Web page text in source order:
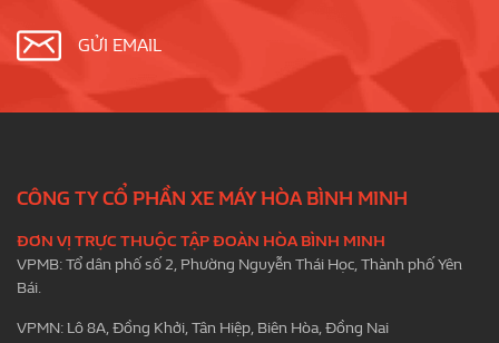
GỬI EMAIL
CÔNG TY CỔ PHẦN XE MÁY HÒA BÌNH MINH
ĐƠN VỊ TRỰC THUỘC TẬP ĐOÀN HÒA BÌNH MINH
VPMB: Tổ dân phố số 2, Phường Nguyễn Thái Học, Thành phố Yên
Bái.
VPMN: Lô 8A, Đồng Khởi, Tân Hiệp, Biên Hòa, Đồng Nai